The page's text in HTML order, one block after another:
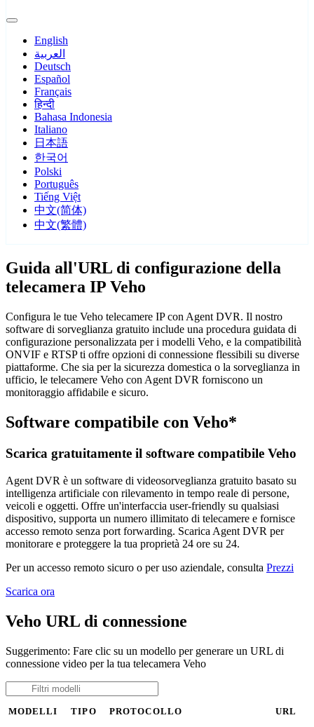
English
العربية
Deutsch
Español
Français
हिन्दी
Bahasa Indonesia
Italiano
日本語
한국어
Polski
Português
Tiếng Việt
中文(简体)
中文(繁體)
Guida all'URL di configurazione della
telecamera IP Veho
Configura le tue Veho telecamere IP con Agent DVR. Il nostro
software di sorveglianza gratuito include una procedura guidata di
configurazione personalizzata per i modelli Veho, e la compatibilità
ONVIF e RTSP ti offre opzioni di connessione flessibili su diverse
piattaforme. Che sia per la sicurezza domestica o la sorveglianza in
ufficio, le telecamere Veho con Agent DVR forniscono un
monitoraggio affidabile e sicuro.
Software compatibile con Veho*
Scarica gratuitamente il software compatibile Veho
Agent DVR è un software di videosorveglianza gratuito basato su
intelligenza artificiale con rilevamento in tempo reale di persone,
veicoli e oggetti. Offre un'interfaccia user-friendly su qualsiasi
dispositivo, supporta un numero illimitato di telecamere e fornisce
accesso remoto senza port forwarding. Scarica Agent DVR per
monitorare e proteggere la tua proprietà 24 ore su 24.
Per un accesso remoto sicuro o per uso aziendale, consulta Prezzi
Scarica ora
Veho URL di connessione
Suggerimento: Fare clic su un modello per generare un URL di
connessione video per la tua telecamera Veho
MODELLI TIPO PROTOCOLLO URL